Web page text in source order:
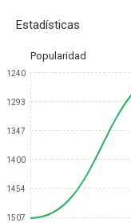
Estadísticas
Popularidad
1240
1293
1347
1400
1454
1507